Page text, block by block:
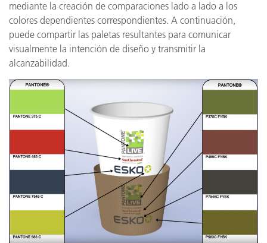
mediante la creación de comparaciones lado a lado a los
colores dependientes correspondientes. A continuación,
puede compartir las paletas resultantes para comunicar
visualmente la intención de diseño y transmitir la
alcanzabilidad.